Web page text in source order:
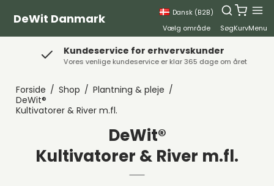
DeWit Danmark Dansk (B2B)
Vælg område SøgKurvMenu
Kundeservice for erhvervskunder
Vores venlige kundeservice er klar 365 dage om året
Forside / Shop / Plantning & pleje /
DeWit®
Kultivatorer & River m.fl.
DeWit®
Kultivatorer & River m.fl.